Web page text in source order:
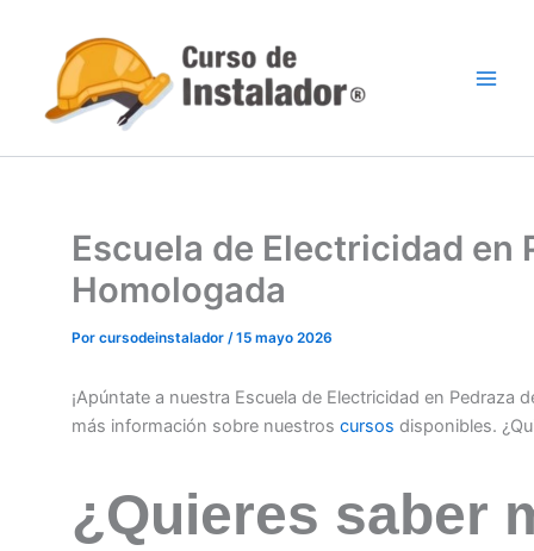
contenido
Escuela de Electricidad en
Homologada
Por cursodeinstalador /15 mayo 2026
¡Apúntate a nuestra Escuela de Electricidad en Pedraza
más información sobre nuestros cursos disponibles.
¿Quieres saber